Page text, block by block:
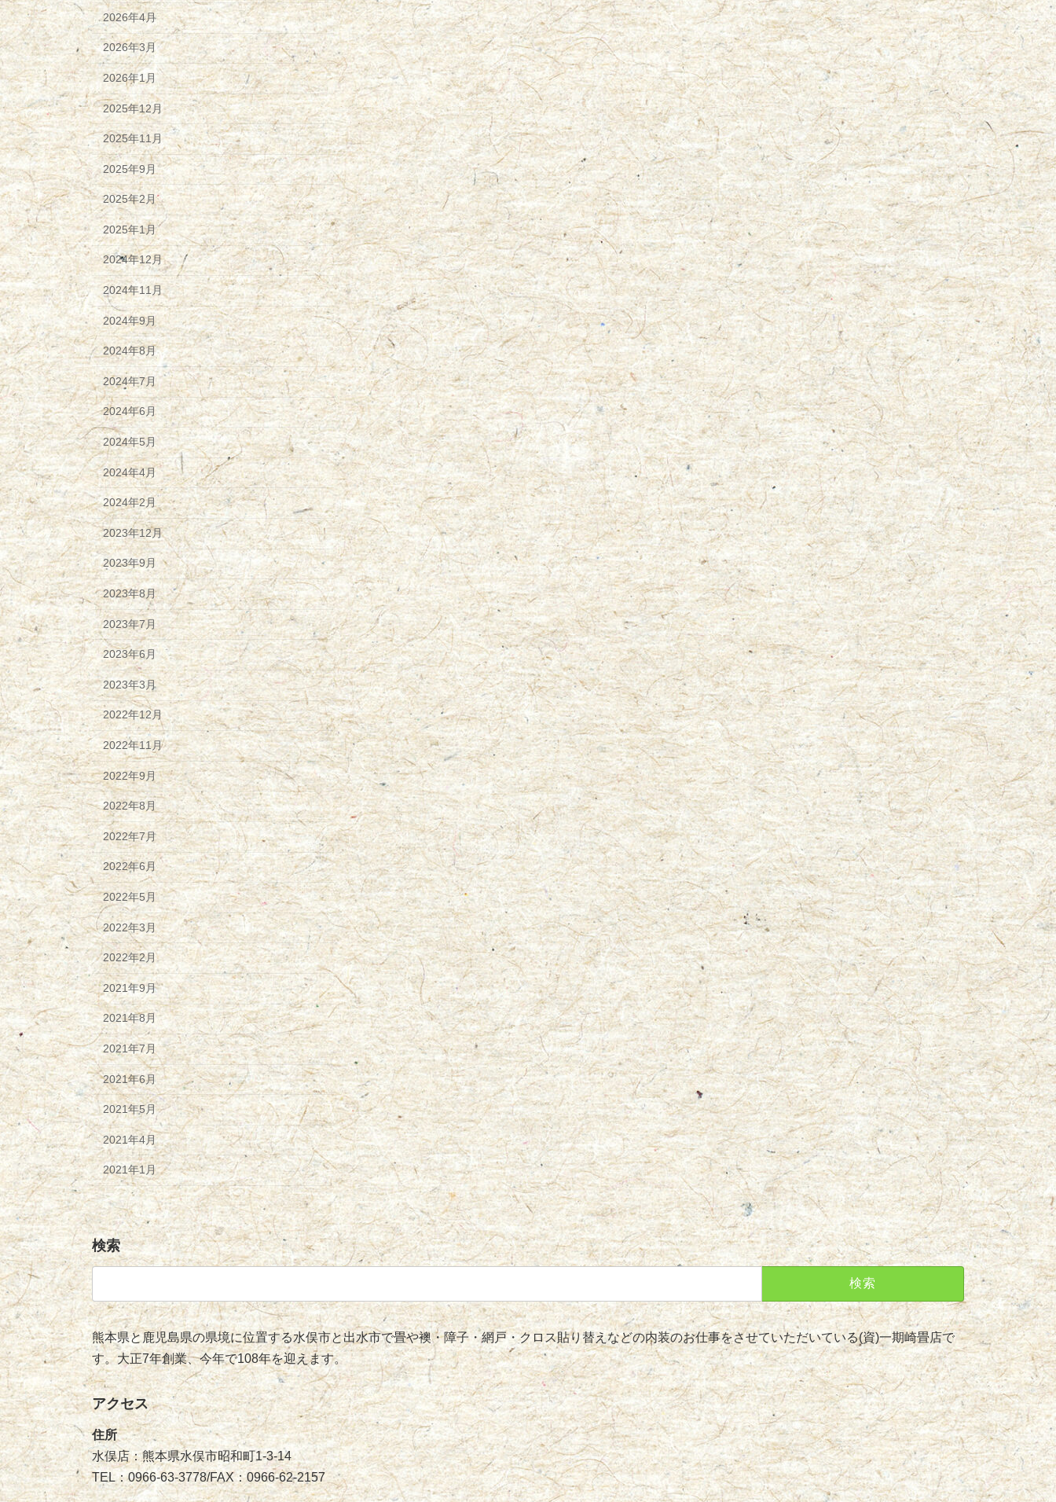
2026年4月
2026年3月
2026年1月
2025年12月
2025年11月
2025年9月
2025年2月
2025年1月
2024年12月
2024年11月
2024年9月
2024年8月
2024年7月
2024年6月
2024年5月
2024年4月
2024年2月
2023年12月
2023年9月
2023年8月
2023年7月
2023年6月
2023年3月
2022年12月
2022年11月
2022年9月
2022年8月
2022年7月
2022年6月
2022年5月
2022年3月
2022年2月
2021年9月
2021年8月
2021年7月
2021年6月
2021年5月
2021年4月
2021年1月
検索
熊本県と鹿児島県の県境に位置する水俣市と出水市で畳や襖・障子・網戸・クロス貼り替えなどの内装のお仕事をさせていただいている(資)一期崎畳店で
す。大正7年創業、今年で108年を迎えます。
アクセス
住所
水俣店：熊本県水俣市昭和町1-3-14
TEL：0966-63-3778/FAX：0966-62-2157